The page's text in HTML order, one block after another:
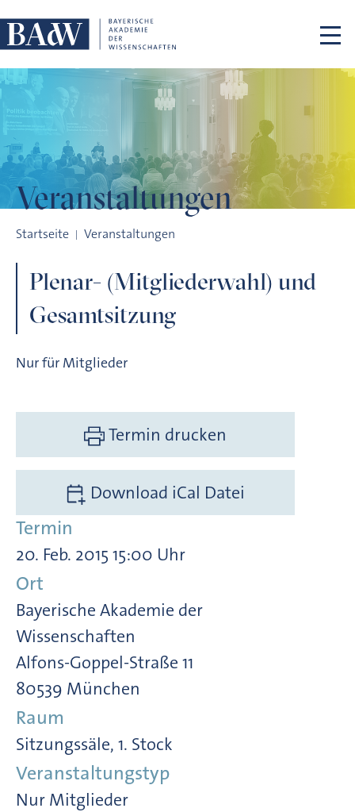
Veranstaltungen
Startseite Veranstaltungen
Plenar- (Mitgliederwahl) und
Gesamtsitzung
Nur für Mitglieder
Termin drucken
Download iCal Datei
Termin
20. Feb. 2015 15:00 Uhr
Ort
Bayerische Akademie der
Wissenschaften
Alfons-Goppel-Straße 11
80539 München
Raum
Sitzungssäle, 1. Stock
Veranstaltungstyp
Nur Mitglieder